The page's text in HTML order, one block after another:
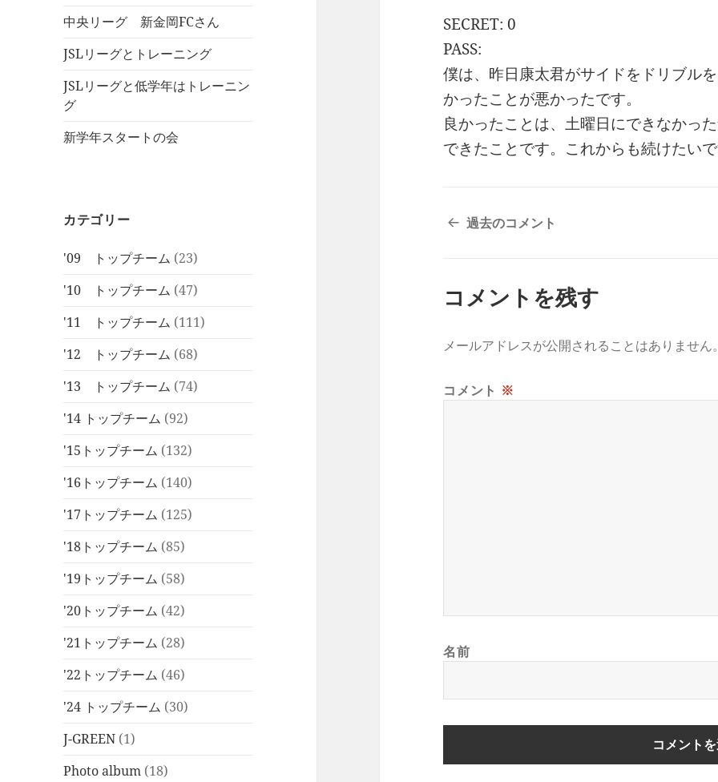
中央リーグ 新金岡FCさん
JSLリーグとトレーニング
JSLリーグと低学年はトレーニン
グ
新学年スタートの会
カテゴリー
'09 トップチーム (23)
'10 トップチーム (47)
'11 トップチーム (111)
'12 トップチーム (68)
'13 トップチーム (74)
'14 トップチーム (92)
'15トップチーム (132)
'16トップチーム (140)
'17トップチーム (125)
'18トップチーム (85)
'19トップチーム (58)
'20トップチーム (42)
'21トップチーム (28)
'22トップチーム (46)
'24 トップチーム (30)
J-GREEN (1)
Photo album (18)
SECRET: 0
PASS:
僕は、昨日康太君がサイドをドリブル
かったことが悪かったです。
良かったことは、土曜日にできなかっ
できたことです。これからも続けたい
コ
ナ
ゲ
ー
ョ
過去のコメント
コメントを残す
メールアドレスが公開されることはありません
コメント ※
名前